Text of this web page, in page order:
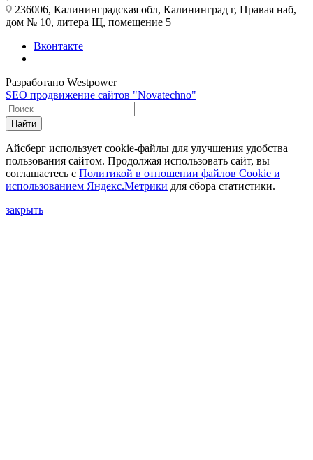
236006, Калининградская обл, Калининград г, Правая наб,
дом № 10, литера Щ, помещение 5
Вконтакте
Разработано Westpower
SEO продвижение сайтов "Novatechno"
Найти
Айсберг использует cookie-файлы для улучшения удобства
пользования сайтом. Продолжая использовать сайт, вы
соглашаетесь с Политикой в отношении файлов Сookie и
использованием Яндекс.Метрики для сбора статистики.
закрыть